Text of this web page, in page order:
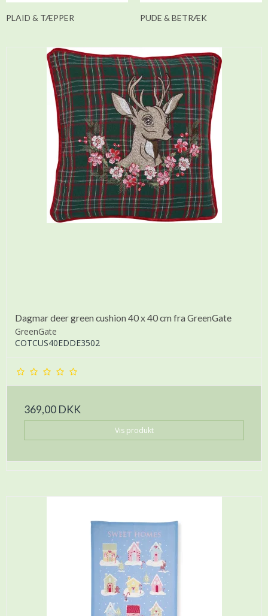
PLAID & TÆPPER PUDE & BETRÆK
Dagmar deer green cushion 40 x 40 cm fra GreenGate
GreenGate
COTCUS40EDDE3502
369,00 DKK
Vis produkt